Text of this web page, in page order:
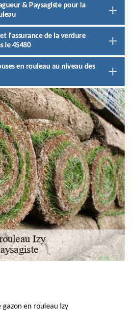
& Paysagiste pour la
l'assurance de la verdure
le 45480
en rouleau au niveau des
gazon en rouleau Izy